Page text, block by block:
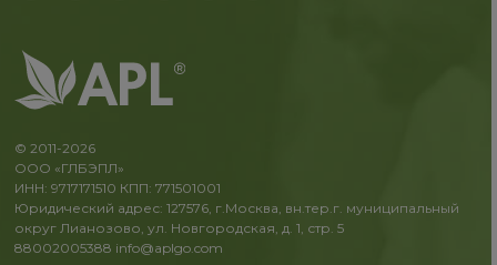
© 2011-2026
ООО «ГЛБЭПЛ»
ИНН: 9717171510 КПП: 771501001
Юридический адрес: 127576, г.Москва, вн.тер.г. муниципальный
округ Лианозово, ул. Новгородская, д. 1, стр. 5
88002005388 info@aplgo.com